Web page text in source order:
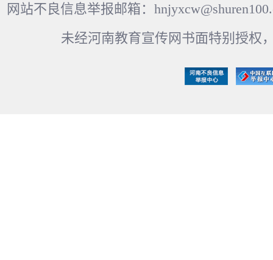
网站不良信息举报邮箱：
未经河南教育宣传网书面特别授权